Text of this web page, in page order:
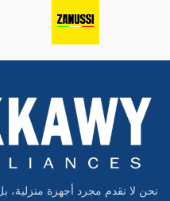
نحن لا نقدم مجرد أجهزة منزلية،